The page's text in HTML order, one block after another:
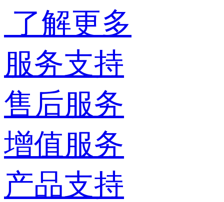
了解更多
服务支持
售后服务
增值服务
产品支持